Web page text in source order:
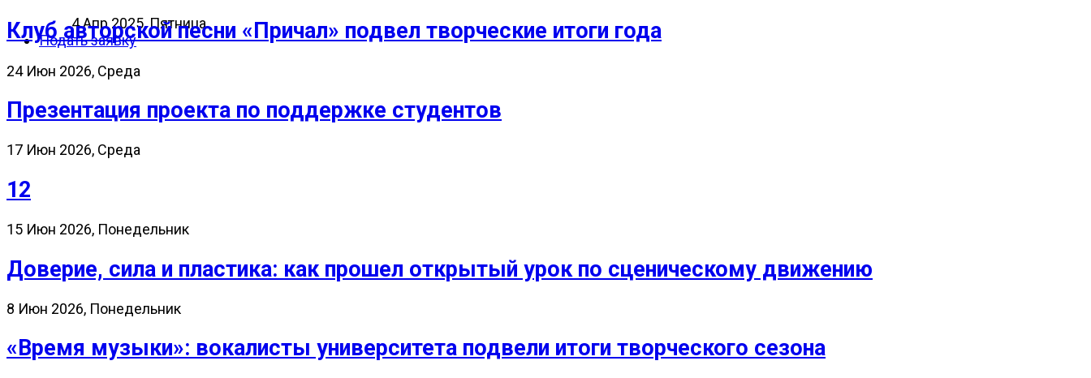
4 Апр 2025, Пятница
Подать заявку
Клуб авторской песни «Причал» подвел творческие итоги года
24 Июн 2026, Среда
Презентация проекта по поддержке студентов
17 Июн 2026, Среда
12
15 Июн 2026, Понедельник
Доверие, сила и пластика: как прошел открытый урок по сценическому движению
8 Июн 2026, Понедельник
«Время музыки»: вокалисты университета подвели итоги творческого сезона